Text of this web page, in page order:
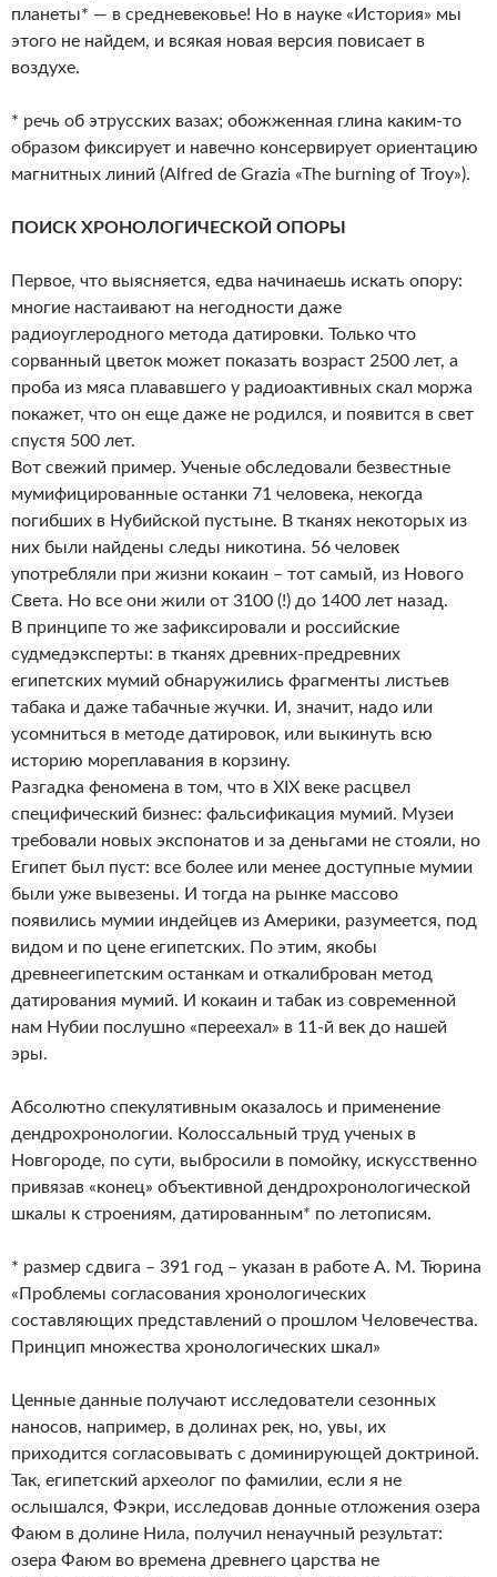
планеты* — в средневековье! Но в науке «История» мы
этого не найдем, и всякая новая версия повисает в
воздухе.
* речь об этрусских вазах; обожженная глина каким-то
образом фиксирует и навечно консервирует ориентацию
магнитных линий (Alfred de Grazia «The burning of Troy»).
ПОИСК ХРОНОЛОГИЧЕСКОЙ ОПОРЫ
Первое, что выясняется, едва начинаешь искать опору:
многие настаивают на негодности даже
радиоуглеродного метода датировки. Только что
сорванный цветок может показать возраст 2500 лет, а
проба из мяса плававшего у радиоактивных скал моржа
покажет, что он еще даже не родился, и появится в свет
спустя 500 лет.
Вот свежий пример. Ученые обследовали безвестные
мумифицированные останки 71 человека, некогда
погибших в Нубийской пустыне. В тканях некоторых из
них были найдены следы никотина. 56 человек
употребляли при жизни кокаин – тот самый, из Нового
Света. Но все они жили от 3100 (!) до 1400 лет назад.
В принципе то же зафиксировали и российские
судмедэксперты: в тканях древних-предревних
египетских мумий обнаружились фрагменты листьев
табака и даже табачные жучки. И, значит, надо или
усомниться в методе датировок, или выкинуть всю
историю мореплавания в корзину.
Разгадка феномена в том, что в XIX веке расцвел
специфический бизнес: фальсификация мумий. Музеи
требовали новых экспонатов и за деньгами не стояли, но
Египет был пуст: все более или менее доступные мумии
были уже вывезены. И тогда на рынке массово
появились мумии индейцев из Америки, разумеется, под
видом и по цене египетских. По этим, якобы
древнеегипетским останкам и откалиброван метод
датирования мумий. И кокаин и табак из современной
нам Нубии послушно «переехал» в 11-й век до нашей
эры.
Абсолютно спекулятивным оказалось и применение
дендрохронологии. Колоссальный труд ученых в
Новгороде, по сути, выбросили в помойку, искусственно
привязав «конец» объективной дендрохронологической
шкалы к строениям, датированным* по летописям.
* размер сдвига – 391 год – указан в работе А. М. Тюрина
«Проблемы согласования хронологических
составляющих представлений о прошлом Человечества.
Принцип множества хронологических шкал»
Ценные данные получают исследователи сезонных
наносов, например, в долинах рек, но, увы, их
приходится согласовывать с доминирующей доктриной.
Так, египетский археолог по фамилии, если я не
ослышался, Фэкри, исследовав донные отложения озера
Фаюм в долине Нила, получил ненаучный результат:
озера Фаюм во времена древнего царства не